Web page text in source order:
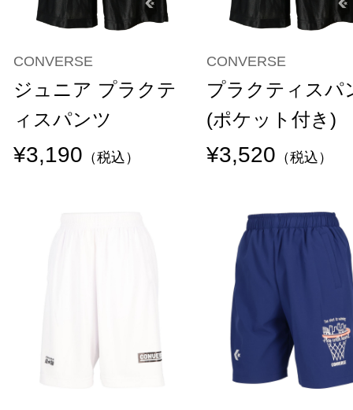
CONVERSE
ジュニア プラクテ
ィスパンツ
¥3,190 （税込）
CONVERSE
プラクティスパ
(ポケット付き)
¥3,520 （税込）